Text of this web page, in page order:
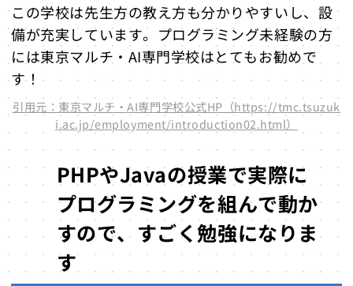
この学校は先生方の教え方も分かりやすいし、設
備が充実しています。プログラミング未経験の方
には東京マルチ・AI専門学校はとてもお勧めで
す！
引用元：東京マルチ・AI専門学校公式HP（https://tmc.tsuzuk
i.ac.jp/employment/introduction02.html）
PHPやJavaの授業で実際に
プログラミングを組んで動か
すので、すごく勉強になりま
す